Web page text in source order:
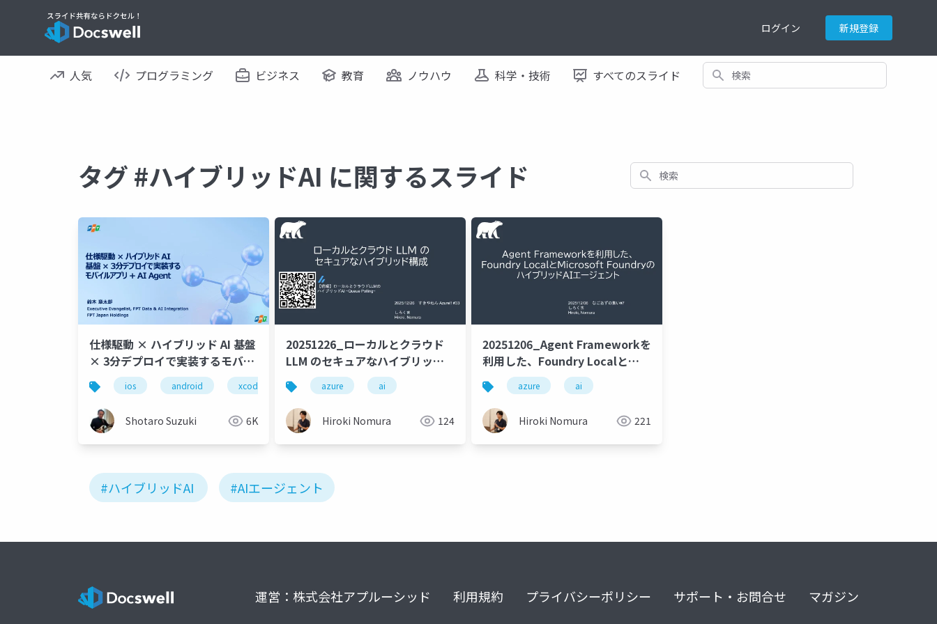
ログイン 新規登録
人気 プログラミング ビジネス 教育 ノウハウ 科学・技術 すべてのスライド 検索
タグ #ハイブリッドAI に関するスライド 検索
仕様駆動 × ハイブリッド AI 基盤
× 3分デプロイで実装するモバイ
ルアプリ + AI Agent
ios android xcode vs code copilot cli github copilot swiftui nanobanana
Shotaro Suzuki 6K
20251226_ローカルとクラウド
LLM のセキュアなハイブリッド
構成
azure ai
Hiroki Nomura 124
20251206_Agent Frameworkを
利用した、Foundry Localと
Microsoft Foundryのハイブリ
ッドエージェント
azure ai
Hiroki Nomura 221
#ハイブリッドAI #AIエージェント
運営：株式会社アプルーシッド 利用規約 プライバシーポリシー サポート・お問合せ マガジン